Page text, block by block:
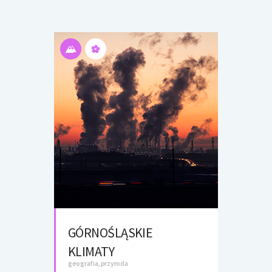
GÓRNOŚLĄSKIE
KLIMATY
geografia, przyroda